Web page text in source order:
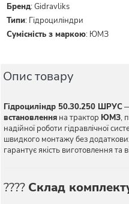
Бренд:Gidravliks
Типи: Гідроциліндри
Сумісність з маркою: ЮМЗ
Опис товару
Гідроциліндр 50.30.250 ШРУС
встановлення на трактор ЮМЗ,
надійної роботи гідравлічної
швидкого монтажу без
гарантує якість виготовлення та
???? Склад